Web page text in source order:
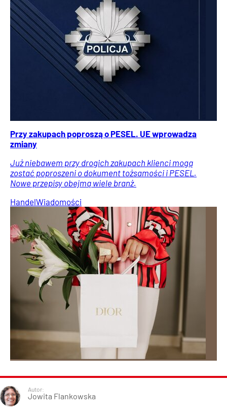
Przy zakupach poproszą o PESEL. UE wprowadza
zmiany
Już niebawem przy drogich zakupach klienci mogą
zostać poproszeni o dokument tożsamości i PESEL.
Nowe przepisy obejmą wiele branż.
HandelWiadomości
Autor:
Jowita Flankowska